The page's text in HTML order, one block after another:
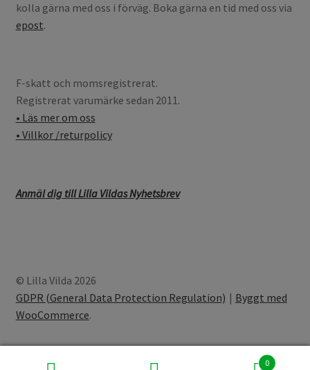
kolla gärna med oss i förväg. Boka gärna en tid med oss via
epost.
F-skatt och momsregistrerat.
Registrerat varumärke sedan 2011.
• Läs mer om oss
• Villkor /returpolicy
Anmäl dig till Lilla Vildas Nyhetsbrev
© Lilla Vilda 2026
GDPR (General Data Protection Regulation)
Byggt med
WooCommerce.
0